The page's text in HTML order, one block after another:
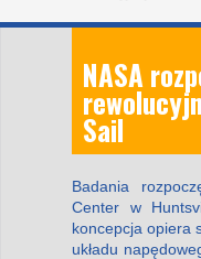
NASA
Sail
Badania
Center w
koncepcja opiera
układu